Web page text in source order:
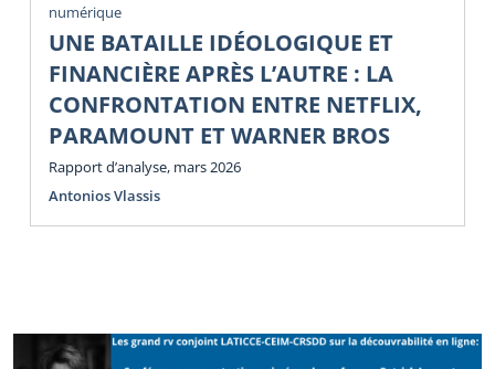
numérique
UNE BATAILLE IDÉOLOGIQUE ET
FINANCIÈRE APRÈS L’AUTRE : LA
CONFRONTATION ENTRE NETFLIX,
PARAMOUNT ET WARNER BROS
Rapport d’analyse, mars 2026
Antonios Vlassis